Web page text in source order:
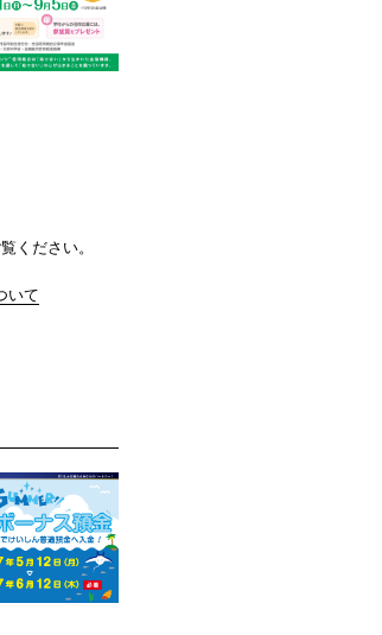
ください。
いて